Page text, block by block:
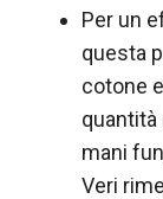
Per un
questa
cotone
quantità
mani
Veri